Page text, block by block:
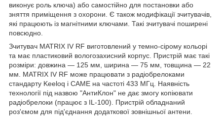
виконує роль ключа) або самостійно для постановки або
зняття приміщення з охорони. Є також модифікації зчитувачів,
які працюють із магнітними ключами. Такі зчитувачі поширені
повсюдно.
Зчитувач MATRIX IV RF виготовлений у темно-сірому кольорі
та має пластиковий вологозахисний корпус. Пристрій має такі
розміри: довжина — 125 мм, ширина — 75 мм, товщина — 22
мм. MATRIX IV RF може працювати з радіобрелоками
стандарту Keeloq і CAME на частоті 433 МГц. Наявність
технології під назвою "АнтиКлон" не дає змогу копіювати
радіобрелоки (працює з IL-100). Пристрій обладнаний
роз'ємом для під'єднання додаткової зовнішньої антени.